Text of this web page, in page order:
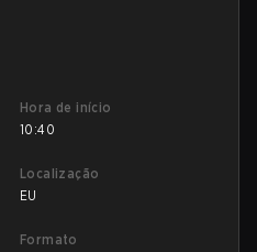
Hora de início
10:40
Localização
EU
Formato